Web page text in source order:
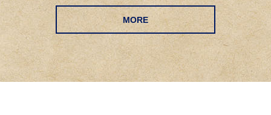
MORE